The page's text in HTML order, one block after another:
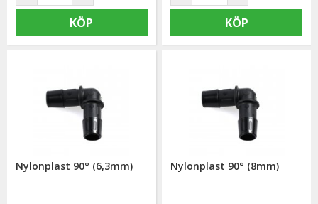
KÖP KÖP
Nylonplast 90° (6,3mm) Nylonplast 90° (8mm)